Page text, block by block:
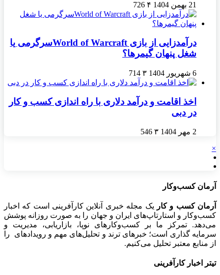
21 بهمن 1404 ۴ 726
درآمدزایی از بازی World of Warcraftسرگرمی یا
شغل پنهان گیمرها؟
6 شهریور 1404 ۳ 714
اخذ اقامت و درآمد دلاری با راه اندازی کسب و کار
در دبی
2 مهر 1404 ۳ 546
×
آرمان کسب‌وکار
آرمان کسب و کار
یک مجله خبری آنلاین کارآفرینی است که اخبار
کسب‌وکار و استارتاپ‌های ایران و جهان را به صورت روزانه پوشش
می‌دهد. تمرکز ما بر کسب‌وکارهای نوپا، بازاریابی، مدیریت و
سرمایه گذاری است؛ خبرهای ترند و تحلیل‌های مهم و رویدادهای را
از منابع معتبر تحلیل می‌کنیم.
تیتر اخبار کارآفرینی